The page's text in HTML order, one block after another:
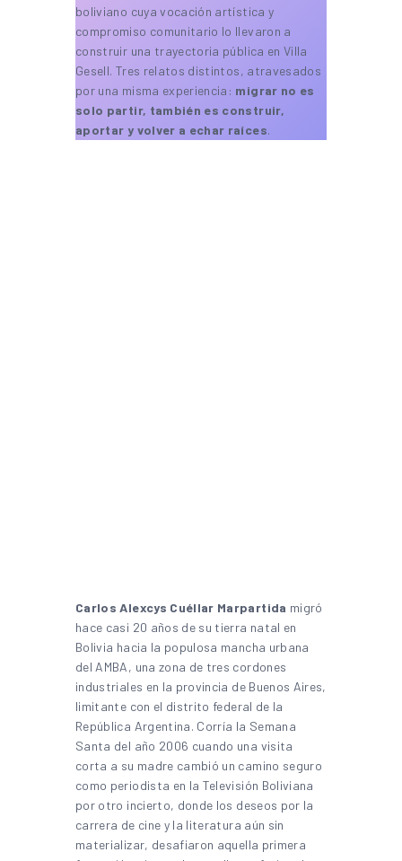
boliviano cuya vocación artística y
compromiso comunitario lo llevaron a
construir una trayectoria pública en Villa
Gesell. Tres relatos distintos, atravesados
por una misma experiencia: migrar no es
solo partir, también es construir,
aportar y volver a echar raíces.
Carlos Alexcys Cuéllar Marpartida migró
hace casi 20 años de su tierra natal en
Bolivia hacia la populosa mancha urbana
del AMBA, una zona de tres cordones
industriales en la provincia de Buenos Aires,
limitante con el distrito federal de la
República Argentina. Corría la Semana
Santa del año 2006 cuando una visita
corta a su madre cambió un camino seguro
como periodista en la Televisión Boliviana
por otro incierto, donde los deseos por la
carrera de cine y la literatura aún sin
materializar, desafiaron aquella primera